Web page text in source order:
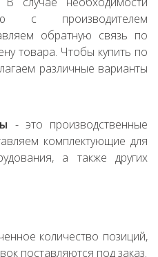
с производителем
обратную связь по
товара. Чтобы купить по
различные варианты
- это производственные
комплектующие для
а также других
количество позиций,
поставляются под заказ.